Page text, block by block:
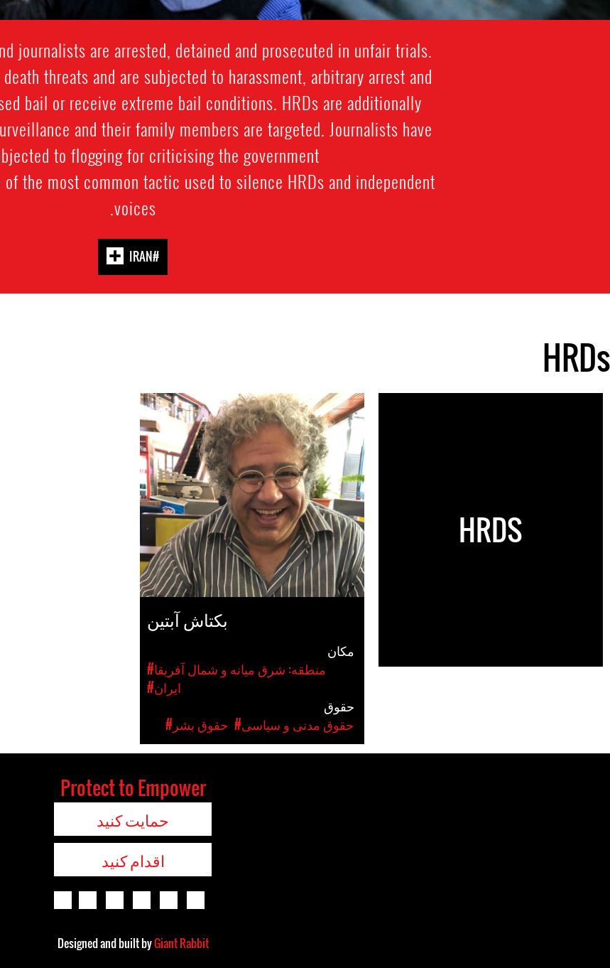
journalists are arrested, detained and prosecuted in unfair trials.
threats and are subjected to harassment, arbitrary arrest and
bail or receive extreme bail conditions. HRDs are additionally
and their family members are targeted. Journalists have
to flogging for criticising the government.
the most common tactic used to silence HRDs and independent
voices.
#IRAN
HRDs
HRDS
بکتاش آبتین
#منطقه: شرق میانه و شمال آفریقا
#ایران
#حقوق بشر
#حقوق مدنی و سیاسی
Protect to Empower
حمایت کنید
اقدام کنید
Designed and built byGiant Rabbit